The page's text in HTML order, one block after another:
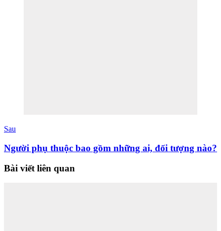
Sau
Người phụ thuộc bao gồm những ai, đối tượng nào?
Bài viết liên quan